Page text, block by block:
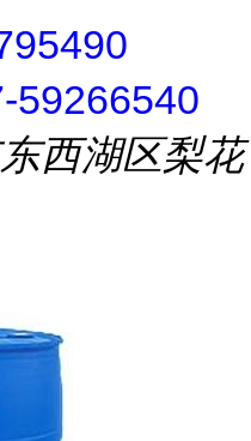
59266540
西湖区梨花